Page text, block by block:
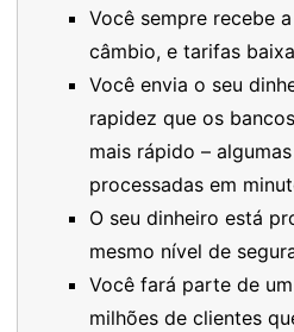
Você sempre recebe
câmbio, e tarifas
Você envia o seu
rapidez que os
mais rápido –
processadas em
O seu dinheiro está
mesmo nível de
Você fará parte de
milhões de clientes